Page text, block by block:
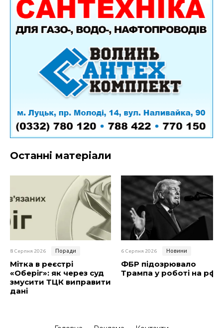
Останні матеріали
8 Серпня 2026 Поради
Мітка в реєстрі
«Оберіг»: як через суд
змусити ТЦК виправити
дані
6 Серпня 2026 Новини
ФБР підозрювало
Трампа у роботі на рф